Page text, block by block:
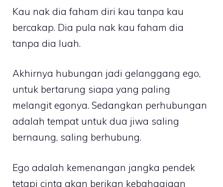
Kau nak dia faham diri kau tanpa kau
bercakap. Dia pula nak kau faham dia
tanpa dia luah.
Akhirnya hubungan jadi gelanggang ego,
untuk bertarung siapa yang paling
melangit egonya. Sedangkan perhubungan
adalah tempat untuk dua jiwa saling
bernaung, saling berhubung.
Ego adalah kemenangan jangka pendek
tetapi cinta akan berikan kebahagiaan